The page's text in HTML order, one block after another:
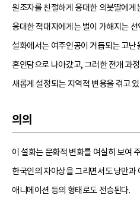
원조자를 친절하게 응대한 의붓딸에게
응대한 적대자에게는 벌이 가해지는
설화에서는 여주인공이 거듭되는 고
혼인담으로 나아갔고, 그러한 전개 과
새롭게 설정되는 지역적 변용을 겪고
의의
이 설화는 문화적 변화를 여실히 보여
한국인의 자아상을 그리면서도 낭만
애니메이션 등의 형태로도 전승된다.